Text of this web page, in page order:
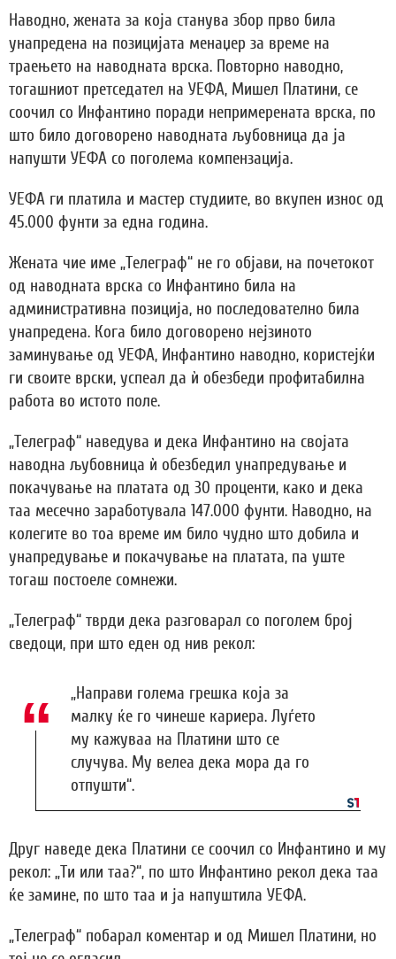
Наводно, жената за која станува збор прво била
унапредена на позицијата менаџер за време на
траењето на наводната врска. Повторно наводно,
тогашниот претседател на УЕФА, Мишел Платини, се
соочил со Инфантино поради непримерената врска, по
што било договорено наводната љубовница да ја
напушти УЕФА со поголема компензација.
УЕФА ги платила и мастер студиите, во вкупен износ од
45.000 фунти за една година.
Жената чие име „Телеграф“ не го објави, на почетокот
од наводната врска со Инфантино била на
административна позиција, но последователно била
унапредена. Кога било договорено нејзиното
заминување од УЕФА, Инфантино наводно, користејќи
ги своите врски, успеал да ѝ обезбеди профитабилна
работа во истото поле.
„Телеграф“ наведува и дека Инфантино на својата
наводна љубовница ѝ обезбедил унапредување и
покачување на платата од 30 проценти, како и дека
таа месечно заработувала 147.000 фунти. Наводно, на
колегите во тоа време им било чудно што добила и
унапредување и покачување на платата, па уште
тогаш постоеле сомнежи.
„Телеграф“ тврди дека разговарал со поголем број
сведоци, при што еден од нив рекол:
„Направи голема грешка која за
малку ќе го чинеше кариера. Луѓето
му кажуваа на Платини што се
случува. Му велеа дека мора да го
отпушти“.
Друг наведе дека Платини се соочил со Инфантино и му
рекол: „Ти или таа?“, по што Инфантино рекол дека таа
ќе замине, по што таа и ја напуштила УЕФА.
„Телеграф“ побарал коментар и од Мишел Платини, но